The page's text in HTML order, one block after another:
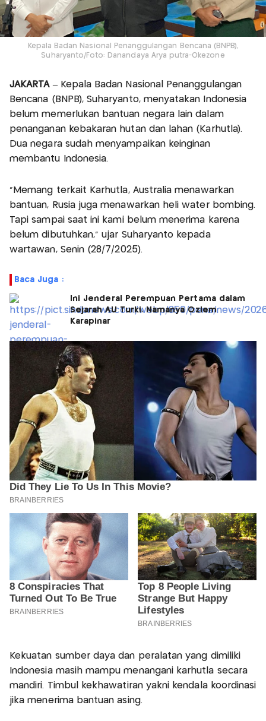
Kepala Badan Nasional Penanggulangan Bencana (BNPB),
Suharyanto/Foto: Danandaya Arya putra-Okezone
JAKARTA– Kepala Badan Nasional Penanggulangan
Bencana (BNPB), Suharyanto, menyatakan Indonesia
belum memerlukan bantuan negara lain dalam
penanganan kebakaran hutan dan lahan (Karhutla).
Dua negara sudah menyampaikan keinginan
membantu Indonesia.
“Memang terkait Karhutla, Australia menawarkan
bantuan, Rusia juga menawarkan heli water bombing.
Tapi sampai saat ini kami belum menerima karena
belum dibutuhkan,” ujar Suharyanto kepada
wartawan, Senin (28/7/2025).
Baca Juga :
Ini Jenderal Perempuan Pertama dalam
Sejarah AU Turki, Namanya Ozlem
Karapinar
Kekuatan sumber daya dan peralatan yang dimiliki
Indonesia masih mampu menangani karhutla secara
mandiri. Timbul kekhawatiran yakni kendala koordinasi
jika menerima bantuan asing.